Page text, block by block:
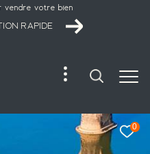
vendre votre bien
RAPIDE
0